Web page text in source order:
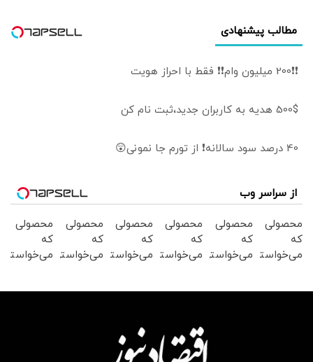
مطالب پیشنهادی
❗❗200 میلیون وام❗❗ فقط با احراز هویت
500$ هدیه به کاربران جدید،ثبت نام کن
40 درصد سود سالانه❗ از تورم جا نمونی😲
از سراسر وب
محصولی
که
می‌خواستی
محصولی
که
می‌خواستی
محصولی
که
می‌خواستی
بخر !
محصولی
که
می‌خواستی
بخر !
محصولی
که
می‌خواستی
محصولی
که
می‌خواستی